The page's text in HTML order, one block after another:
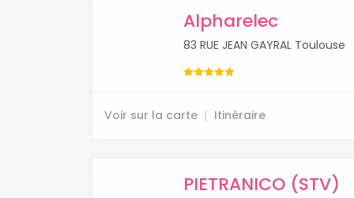
Alpharelec
83 RUE JEAN GAYRAL Toulouse
Voir sur la carte Itinéraire
PIETRANICO (STV)